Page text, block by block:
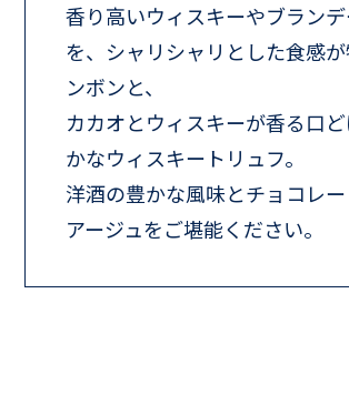
香り高いウィスキーやブラン
を、シャリシャリとした食感
ンボンと、
カカオとウィスキーが香る口
かなウィスキートリュフ。
洋酒の豊かな風味とチョコレ
アージュをご堪能ください。